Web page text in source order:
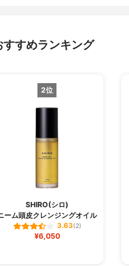
すめランキング
2位
SHIRO(シロ)
ーム頭皮クレンジングオイル
3.63(2)
¥6,050